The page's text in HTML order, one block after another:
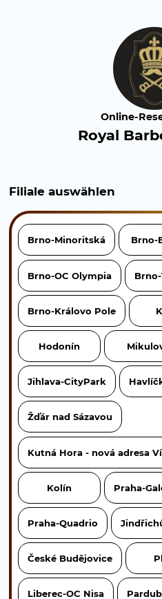
Online-
Royal
Filiale auswählen
Brno-Minoritská Brno-
Brno-OC Olympia
Brno-Královo Pole
Hodonín
Jihlava-CityPark
Žďár nad Sázavou
Kutná Hora - nová adresa
Kolín Praha-
Praha-Quadrio
České Budějovice
Liberec-OC Nisa